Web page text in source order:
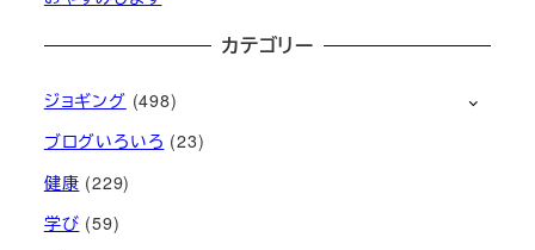
カテゴリー
ジョギング (498)
ブログいろいろ (23)
健康 (229)
学び (59)